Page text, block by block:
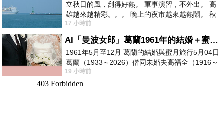
立秋日的風，刮得好熱。 軍事演習，不外出。 高
雄越來越精彩。。。 晚上的夜市越來越熱鬧。 秋
天的風刮得很熱 夜遊消暑熱。。。
17 小時前
AI「曼波女郎」葛蘭1961年的結婚＋蜜月旅行 #戀上老電影 #葛蘭 #粟子
1961年5月至12月 葛蘭的結婚與蜜月旅行5月04日
葛蘭（1933～2026）偕同未婚夫高福全（1916～
2004）乘郵輪赴倫敦6月15日於英國倫敦St.S
19 小時前